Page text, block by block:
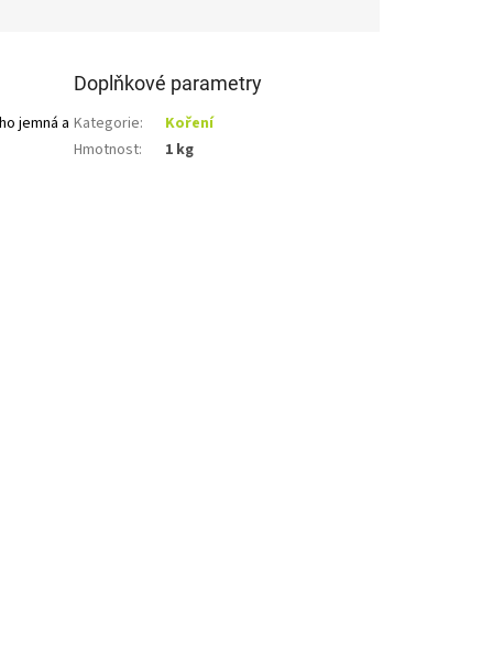
jemná a
Doplňkové parametry
Kategorie:
Koření
Hmotnost: 1 kg